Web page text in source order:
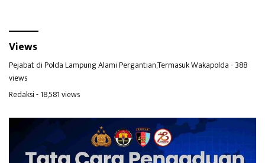
Views
Pejabat di Polda Lampung Alami Pergantian,Termasuk Wakapolda- 388
views
Redaksi- 18,581 views